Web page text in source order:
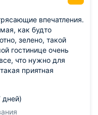
впечатления.
как будто
зелено, такой
гостинице очень
что нужно для
приятная
дней)